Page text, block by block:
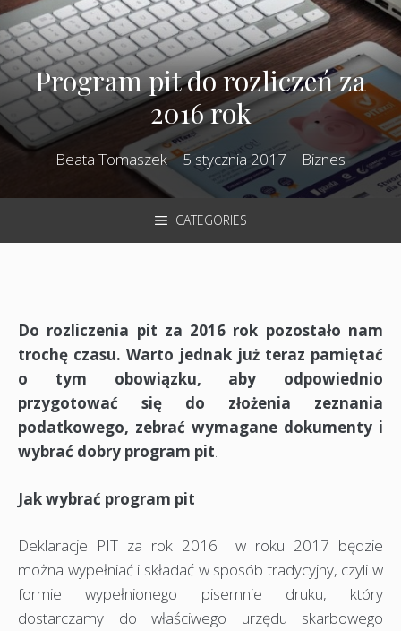
Program pit do rozliczeń za
2016 rok
Beata Tomaszek|5 stycznia 2017 | Biznes
CATEGORIES
Do rozliczenia pit za 2016 rok pozostało nam
trochę czasu. Warto jednak już teraz pamiętać
o tym obowiązku, aby odpowiednio
przygotować się do złożenia zeznania
podatkowego, zebrać wymagane dokumenty i
wybrać dobry program pit.
Jak wybrać program pit
Deklaracje PIT za rok 2016 w roku 2017 będzie
można wypełniać i składać w sposób tradycyjny, czyli w
formie wypełnionego pisemnie druku, który
dostarczamy do właściwego urzędu skarbowego